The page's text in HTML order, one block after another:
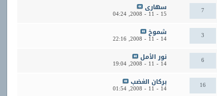
7 سهارى
15 - 11 - 2008,
04:24
3 شموخ
14 - 11 - 2008,
22:16
6 نور الأمل
14 - 11 - 2008,
19:04
16 بركان الغضب
14 - 11 - 2008,
01:54